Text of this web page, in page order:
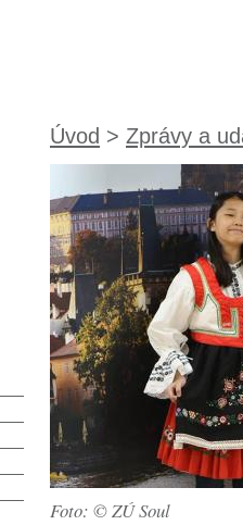
Úvod > Zprávy a
Foto: © ZÚ Soul